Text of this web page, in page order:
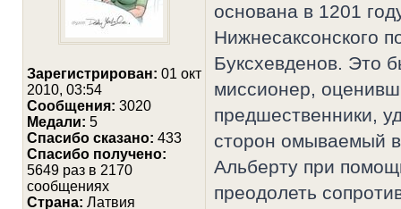
Зарегистрирован: 01 окт
2010, 03:54
Сообщения: 3020
Медали: 5
Cпасибо сказано: 433
Спасибо получено:
5649 раз в 2170
сообщениях
Страна: Латвия
основана в 1201
Нижнесаксонского
Буксхевденов. Это
миссионер,
предшественники,
сторон омываемый
Альберту при
преодолеть